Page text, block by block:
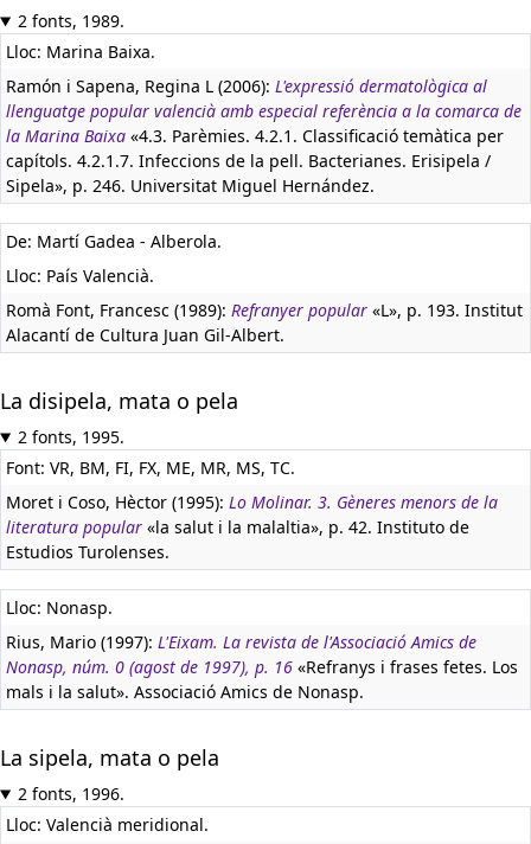
2 fonts, 1989.
Lloc: Marina Baixa.
Ramón i Sapena, Regina L (2006): L'expressió dermatològica al
llenguatge popular valencià amb especial referència a la comarca de
la Marina Baixa «4.3. Parèmies. 4.2.1. Classificació temàtica per
capítols. 4.2.1.7. Infeccions de la pell. Bacterianes. Erisipela /
Sipela», p. 246. Universitat Miguel Hernández.
De: Martí Gadea - Alberola.
Lloc: País Valencià.
Romà Font, Francesc (1989): Refranyer popular «L», p. 193. Institut
Alacantí de Cultura Juan Gil-Albert.
La disipela, mata o pela
2 fonts, 1995.
Font: VR, BM, FI, FX, ME, MR, MS, TC.
Moret i Coso, Hèctor (1995): Lo Molinar. 3. Gèneres menors de la
literatura popular «la salut i la malaltia», p. 42. Instituto de
Estudios Turolenses.
Lloc: Nonasp.
Rius, Mario (1997): L'Eixam. La revista de l'Associació Amics de
Nonasp, núm. 0 (agost de 1997), p. 16 «Refranys i frases fetes. Los
mals i la salut». Associació Amics de Nonasp.
La sipela, mata o pela
2 fonts, 1996.
Lloc: Valencià meridional.